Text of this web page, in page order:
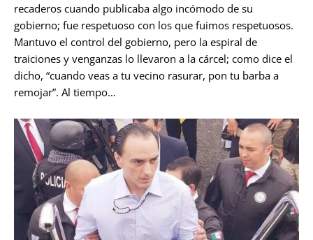
recaderos cuando publicaba algo incómodo de su
gobierno; fue respetuoso con los que fuimos respetuosos.
Mantuvo el control del gobierno, pero la espiral de
traiciones y venganzas lo llevaron a la cárcel; como dice el
dicho, “cuando veas a tu vecino rasurar, pon tu barba a
remojar”. Al tiempo…